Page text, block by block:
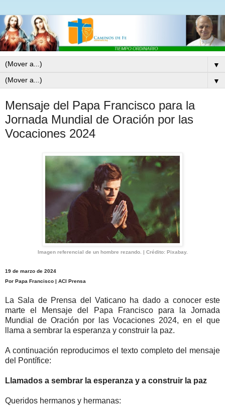
▼
▼
Mensaje del Papa Francisco para la
Jornada Mundial de Oración por las
Vocaciones 2024
Imagen referencial de un hombre rezando. | Crédito: Pixabay.
19 de marzo de 2024
Por Papa Francisco | ACI Prensa
La Sala de Prensa del Vaticano ha dado a conocer este
marte el Mensaje del Papa Francisco para la Jornada
Mundial de Oración por las Vocaciones 2024, en el que
llama a sembrar la esperanza y construir la paz.
A continuación reproducimos el texto completo del mensaje
del Pontífice:
Llamados a sembrar la esperanza y a construir la paz
Queridos hermanos y hermanas: